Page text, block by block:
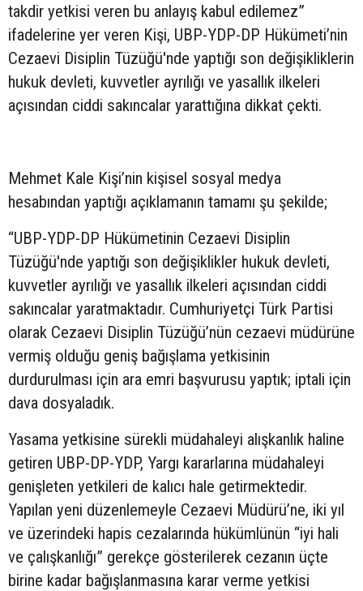
takdir yetkisi veren bu anlayış kabul edilemez”
ifadelerine yer veren Kişi, UBP-YDP-DP Hükümeti’nin
Cezaevi Disiplin Tüzüğü'nde yaptığı son değişikliklerin
hukuk devleti, kuvvetler ayrılığı ve yasallık ilkeleri
açısından ciddi sakıncalar yarattığına dikkat çekti.
Mehmet Kale Kişi’nin kişisel sosyal medya
hesabından yaptığı açıklamanın tamamı şu şekilde;
“UBP-YDP-DP Hükümetinin Cezaevi Disiplin
Tüzüğü'nde yaptığı son değişiklikler hukuk devleti,
kuvvetler ayrılığı ve yasallık ilkeleri açısından ciddi
sakıncalar yaratmaktadır. Cumhuriyetçi Türk Partisi
olarak Cezaevi Disiplin Tüzüğü’nün cezaevi müdürüne
vermiş olduğu geniş bağışlama yetkisinin
durdurulması için ara emri başvurusu yaptık; iptali için
dava dosyaladık.
Yasama yetkisine sürekli müdahaleyi alışkanlık haline
getiren UBP-DP-YDP, Yargı kararlarına müdahaleyi
genişleten yetkileri de kalıcı hale getirmektedir.
Yapılan yeni düzenlemeyle Cezaevi Müdürü’ne, iki yıl
ve üzerindeki hapis cezalarında hükümlünün “iyi hali
ve çalışkanlığı” gerekçe gösterilerek cezanın üçte
birine kadar bağışlanmasına karar verme yetkisi